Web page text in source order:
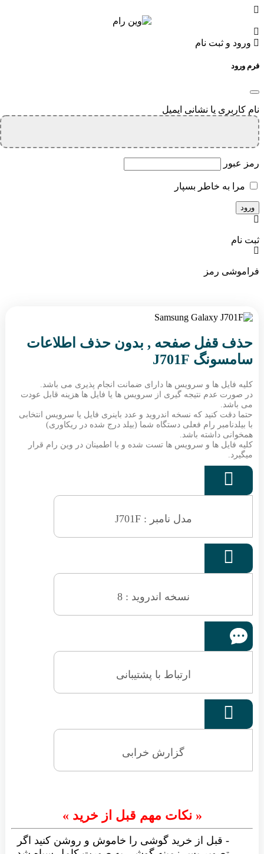
ورود و ثبت نام
فرم ورود
نام کاربری یا نشانی ایمیل
رمز عبور
مرا به خاطر بسپار
ثبت نام
فراموشی رمز
حذف قفل صفحه , بدون حذف اطلاعات
سامسونگ J701F
کلیه فایل ها و سرویس ها دارای ضمانت انجام پذیری می باشد.
در صورت عدم نتیجه گیری از سرویس ها یا فایل ها هزینه قابل عودت
می باشد.
حتما دقت کنید که نسخه اندروید و عدد باینری فایل یا سرویس انتخابی
با بیلدنامبر رام فعلی دستگاه شما (بیلد درج شده در ریکاوری)
همخوانی داشته باشد.
کلیه فایل ها و سرویس ها تست شده و با اطمینان در وین رام قرار
میگیرد.

مدل نامبر : J701F

نسخه اندروید : 8
ارتباط با پشتیبانی

گزارش خرابی
« نکات مهم قبل از خرید »
- قبل از خرید گوشی را خاموش و روشن کنید اگر